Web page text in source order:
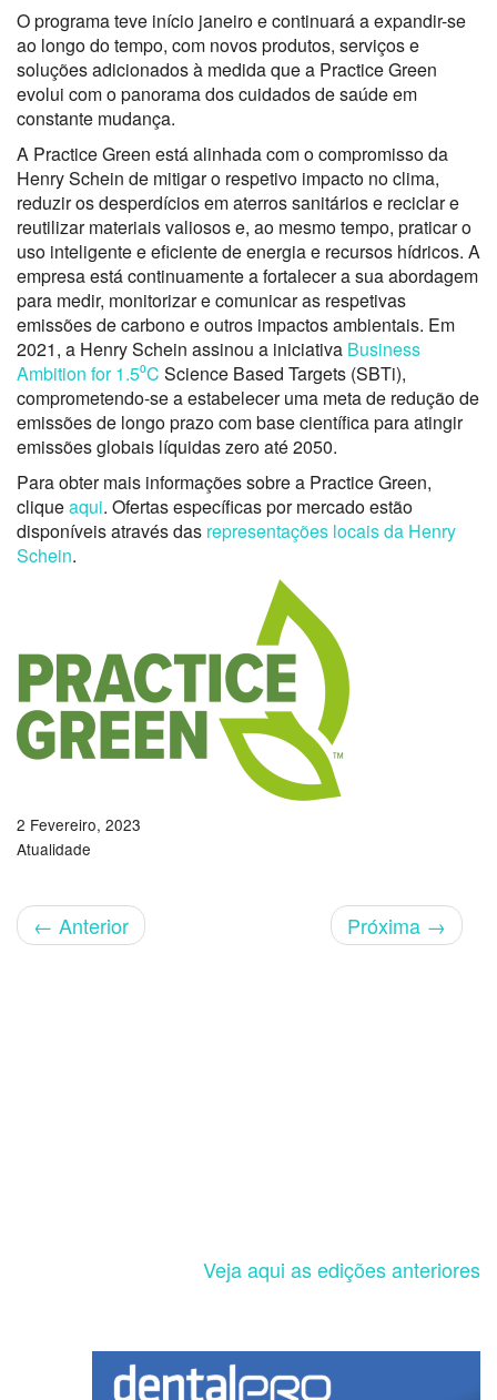
O programa teve início janeiro e continuará a expandir-se
ao longo do tempo, com novos produtos, serviços e
soluções adicionados à medida que a Practice Green
evolui com o panorama dos cuidados de saúde em
constante mudança.
A Practice Green está alinhada com o compromisso da
Henry Schein de mitigar o respetivo impacto no clima,
reduzir os desperdícios em aterros sanitários e reciclar e
reutilizar materiais valiosos e, ao mesmo tempo, praticar o
uso inteligente e eficiente de energia e recursos hídricos. A
empresa está continuamente a fortalecer a sua abordagem
para medir, monitorizar e comunicar as respetivas
emissões de carbono e outros impactos ambientais. Em
2021, a Henry Schein assinou a iniciativa Business
Ambition for 1.5⁰C Science Based Targets (SBTi),
comprometendo-se a estabelecer uma meta de redução de
emissões de longo prazo com base científica para atingir
emissões globais líquidas zero até 2050.
Para obter mais informações sobre a Practice Green,
cliqueaqui. Ofertas específicas por mercado estão
disponíveis através das representações locais da Henry
Schein.
2 Fevereiro, 2023
Atualidade
← Anterior Próxima →
Veja aqui as edições anteriores